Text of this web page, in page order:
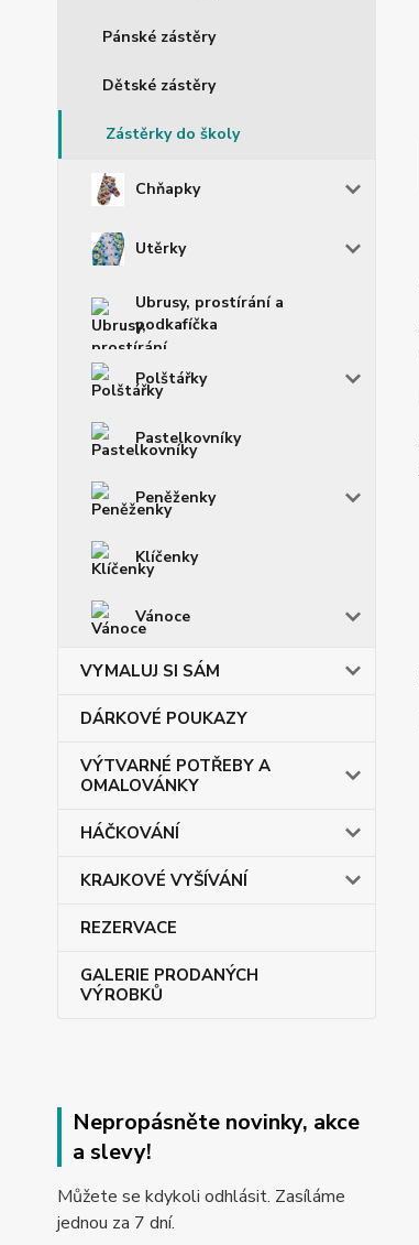
Pánské zástěry
Dětské zástěry
Zástěrky do školy
Chňapky
Utěrky
Ubrusy, prostírání a
podkafíčka
Polštářky
Pastelkovníky
Peněženky
Klíčenky
Vánoce
VYMALUJ SI SÁM
DÁRKOVÉ POUKAZY
VÝTVARNÉ POTŘEBY A
OMALOVÁNKY
HÁČKOVÁNÍ
KRAJKOVÉ VYŠÍVÁNÍ
REZERVACE
GALERIE PRODANÝCH
VÝROBKŮ
Nepropásněte novinky, akce
a slevy!
Můžete se kdykoli odhlásit. Zasíláme
jednou za 7 dní.